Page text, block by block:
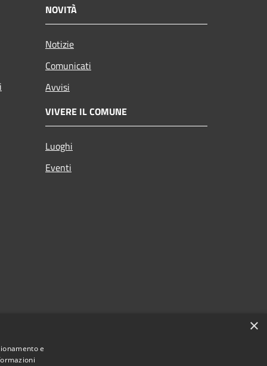
NOVITÀ
Notizie
Comunicati
Avvisi
VIVERE IL COMUNE
Luoghi
Eventi
×
e